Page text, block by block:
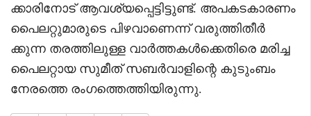
ക്കാരിനോട് ആവശ്യപ്പെട്ടിട്ടുണ്ട്. അപകടകാരണം
പൈലറ്റുമാരുടെ പിഴവാണെന്ന് വരുത്തിതീർ
ക്കുന്ന തരത്തിലുള്ള വാർത്തകൾക്കെതിരെ മരിച്ച
പൈലറ്റായ സുമീത് സബർവാളിന്റെ കുടുംബം
നേരത്തെ രംഗത്തെത്തിയിരുന്നു.